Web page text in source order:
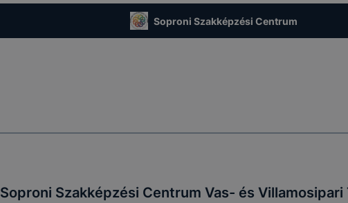
Soproni Szakképzési Centrum
Soproni Szakképzési Centrum Vas- és Villamosipari